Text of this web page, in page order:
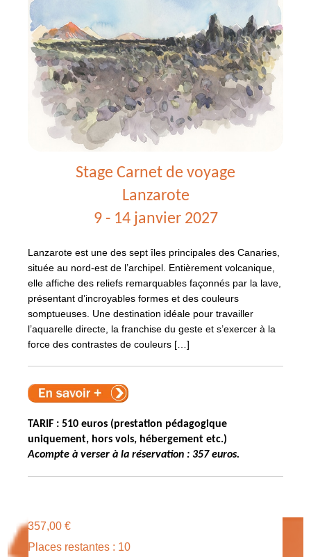
Stage Carnet de voyage
Lanzarote
9 - 14 janvier 2027
Lanzarote est une des sept îles principales des Canaries,
située au nord-est de l’archipel. Entièrement volcanique,
elle affiche des reliefs remarquables façonnés par la lave,
présentant d’incroyables formes et des couleurs
somptueuses. Une destination idéale pour travailler
l’aquarelle directe, la franchise du geste et s’exercer à la
force des contrastes de couleurs […]
TARIF : 510 euros (prestation pédagogique
uniquement, hors vols, hébergement etc.)
Acompte à verser à la réservation : 357 euros.
357,00 €
Places restantes : 10